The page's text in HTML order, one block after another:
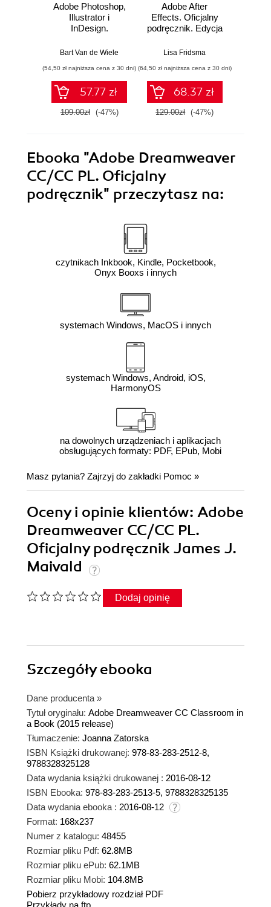
Adobe Photoshop,
Illustrator i
InDesign.
przepływ pracy.
podręcznik
Bart Van de Wiele
(54,50 zł najniższa cena z 30 dni)
57.77 zł
109.00zł (-47%)
Adobe After
Effects. Oficjalny
podręcznik. Edycja
Lisa Fridsma
(64,50 zł najniższa cena z 30 dni)
68.37 zł
129.00zł (-47%)
Ebooka "Adobe Dreamweaver
CC/CC PL. Oficjalny
podręcznik" przeczytasz na:
czytnikach Inkbook, Kindle, Pocketbook,
Onyx Booxs i innych
systemach Windows, MacOS i innych
systemach Windows, Android, iOS,
HarmonyOS
na dowolnych urządzeniach i aplikacjach
obsługujących formaty: PDF, EPub, Mobi
Masz pytania? Zajrzyj do zakładki Pomoc »
Oceny i opinie klientów: Adobe
Dreamweaver CC/CC PL.
Oficjalny podręcznik James J.
Maivald
Dodaj opinię
Szczegółyebooka
Dane producenta »
Tytuł oryginału: Adobe Dreamweaver CC Classroom in
a Book (2015 release)
Tłumaczenie: Joanna Zatorska
ISBN Książki drukowanej: 978-83-283-2512-8,
9788328325128
Data wydania książki drukowanej : 2016-08-12
ISBN Ebooka: 978-83-283-2513-5, 9788328325135
Data wydania ebooka : 2016-08-12
Format: 168x237
Numer z katalogu: 48455
Rozmiar pliku Pdf: 62.8MB
Rozmiar pliku ePub: 62.1MB
Rozmiar pliku Mobi: 104.8MB
Pobierz przykładowy rozdział PDF
Przykłady na ftp